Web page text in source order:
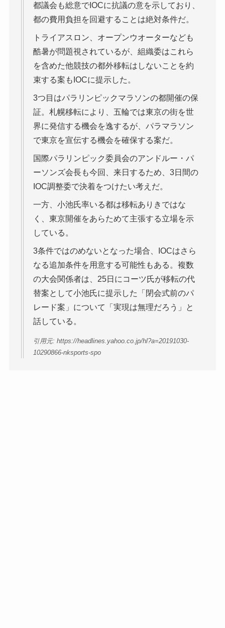
都議会も総意でIOCに抗議の意を示しており、
都の費用負担を回避することは絶対条件だ。
トライアスロン、オープンウオーターなども
酷暑が問題視されているが、組織委はこれら
を含めた他競技の都外移転はしないことを約
束する案もIOCに提示した。
3つ目はパラリンピックマラソンの都開催の保
証。札幌移転により、五輪では東京の街を世
界に発信する機会を逸するが、パラマラソン
で東京を宣伝する機会を確保する案だ。
国際パラリンピック委員会のアンドルー・パ
ーソンズ会長も今回、来日するため、3日間の
IOC調整委で決着をつけたい考えだ。
一方、小池氏率いる都は移転ありきではな
く、東京開催をあらためて主張する立場を示
している。
3条件ではのめないとなった場合、IOCはさら
なる追加条件を用意する可能性もある。複数
の大会関係者は、25日にコーツ氏が移転の代
替案として小池氏に提示した「閉会式前のパ
レード案」について「実現は無理だろう」と
話している。
引用元: https://headlines.yahoo.co.jp/hl?a=20191030-
10290866-nksports-spo